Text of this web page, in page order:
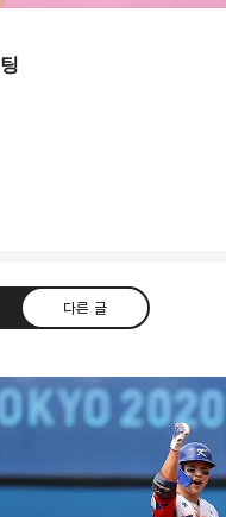
다른 글
2004
트위터